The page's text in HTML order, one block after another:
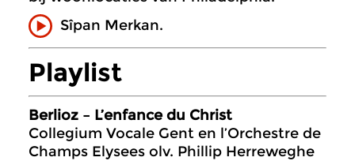
Sîpan Merkan.
Playlist
Berlioz – L’enfance du Christ
Collegium Vocale Gent en l’Orchestre de
Champs Elysees olv. Phillip Herreweghe